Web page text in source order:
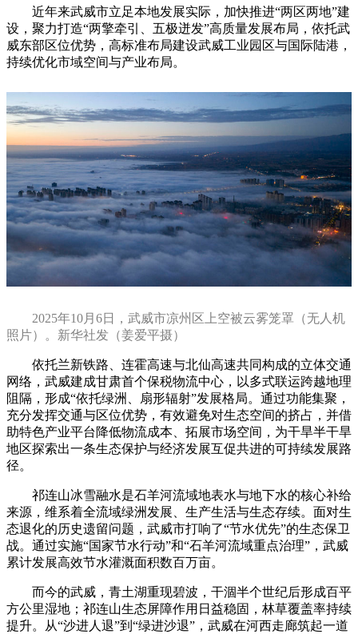
近年来武威市立足本地发展实际，加快推进“两区两地”建
设，聚力打造“两擎牵引、五极迸发”高质量发展布局，依托武
威东部区位优势，高标准布局建设武威工业园区与国际陆港，
持续优化市域空间与产业布局。
2025年10月6日，武威市凉州区上空被云雾笼罩（无人机
照片）。新华社发（姜爱平摄）
依托兰新铁路、连霍高速与北仙高速共同构成的立体交通
网络，武威建成甘肃首个保税物流中心，以多式联运跨越地理
阻隔，形成“依托绿洲、扇形辐射”发展格局。通过功能集聚，
充分发挥交通与区位优势，有效避免对生态空间的挤占，并借
助特色产业平台降低物流成本、拓展市场空间，为干旱半干旱
地区探索出一条生态保护与经济发展互促共进的可持续发展路
径。
祁连山冰雪融水是石羊河流域地表水与地下水的核心补给
来源，维系着全流域绿洲发展、生产生活与生态存续。面对生
态退化的历史遗留问题，武威市打响了“节水优先”的生态保卫
战。通过实施“国家节水行动”和“石羊河流域重点治理”，武威
累计发展高效节水灌溉面积数百万亩。
而今的武威，青土湖重现碧波，干涸半个世纪后形成百平
方公里湿地；祁连山生态屏障作用日益稳固，林草覆盖率持续
提升。从“沙进人退”到“绿进沙退”，武威在河西走廊筑起一道